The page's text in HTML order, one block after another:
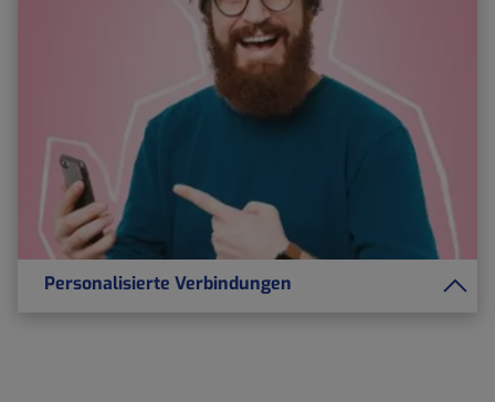
Personalisierte Verbindungen